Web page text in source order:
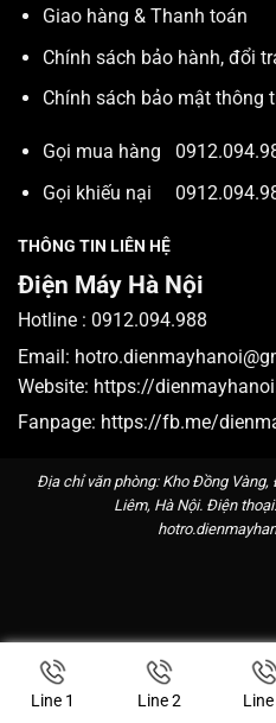
Giao hàng & Thanh toán
Chính sách bảo hành, đổi
Chính sách bảo mật thông
Gọi mua hàng
Gọi khiếu nại
THÔNG TIN LIÊN HỆ
Điện Máy Hà Nội
Hotline : 0912.094.988
Email:
Website: https://
Fanpage: https://fb.me/
Địa chỉ văn phòng: Kho Đồng
Liêm, Hà Nội. Điện
Line 1 Line 2 Line